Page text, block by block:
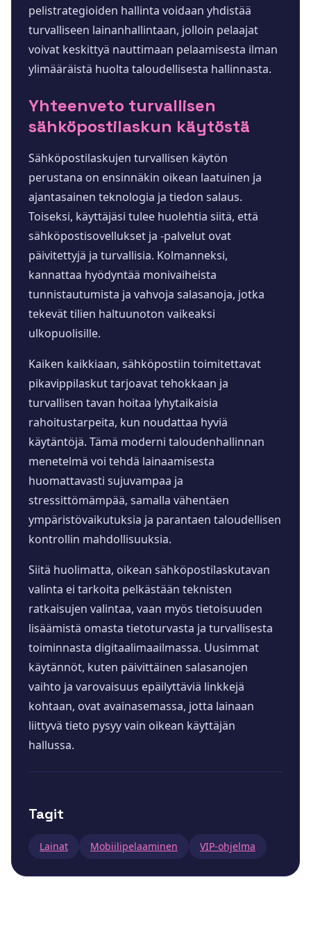
pelistrategioiden hallinta voidaan yhdistää
turvalliseen lainanhallintaan, jolloin pelaajat
voivat keskittyä nauttimaan pelaamisesta ilman
ylimääräistä huolta taloudellisesta hallinnasta.
Yhteenveto turvallisen
sähköpostilaskun käytöstä
Sähköpostilaskujen turvallisen käytön
perustana on ensinnäkin oikean laatuinen ja
ajantasainen teknologia ja tiedon salaus.
Toiseksi, käyttäjäsi tulee huolehtia siitä, että
sähköpostisovellukset ja -palvelut ovat
päivitettyjä ja turvallisia. Kolmanneksi,
kannattaa hyödyntää monivaiheista
tunnistautumista ja vahvoja salasanoja, jotka
tekevät tilien haltuunoton vaikeaksi
ulkopuolisille.
Kaiken kaikkiaan, sähköpostiin toimitettavat
pikavippilaskut tarjoavat tehokkaan ja
turvallisen tavan hoitaa lyhytaikaisia
rahoitustarpeita, kun noudattaa hyviä
käytäntöjä. Tämä moderni taloudenhallinnan
menetelmä voi tehdä lainaamisesta
huomattavasti sujuvampaa ja
stressittömämpää, samalla vähentäen
ympäristövaikutuksia ja parantaen taloudellisen
kontrollin mahdollisuuksia.
Siitä huolimatta, oikean sähköpostilaskutavan
valinta ei tarkoita pelkästään teknisten
ratkaisujen valintaa, vaan myös tietoisuuden
lisäämistä omasta tietoturvasta ja turvallisesta
toiminnasta digitaalimaailmassa. Uusimmat
käytännöt, kuten päivittäinen salasanojen
vaihto ja varovaisuus epäilyttäviä linkkejä
kohtaan, ovat avainasemassa, jotta lainaan
liittyvä tieto pysyy vain oikean käyttäjän
hallussa.
Tagit
Lainat Mobiilipelaaminen VIP-ohjelma